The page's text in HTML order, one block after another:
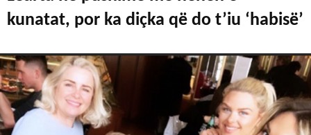
kunatat, por ka diçka që do t’iu ‘habisë’